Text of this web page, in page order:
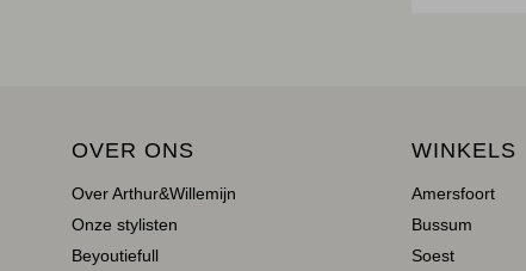
OVER ONS
Over Arthur&Willemijn
Onze stylisten
Beyoutiefull
WINKELS
Amersfoort
Bussum
Soest